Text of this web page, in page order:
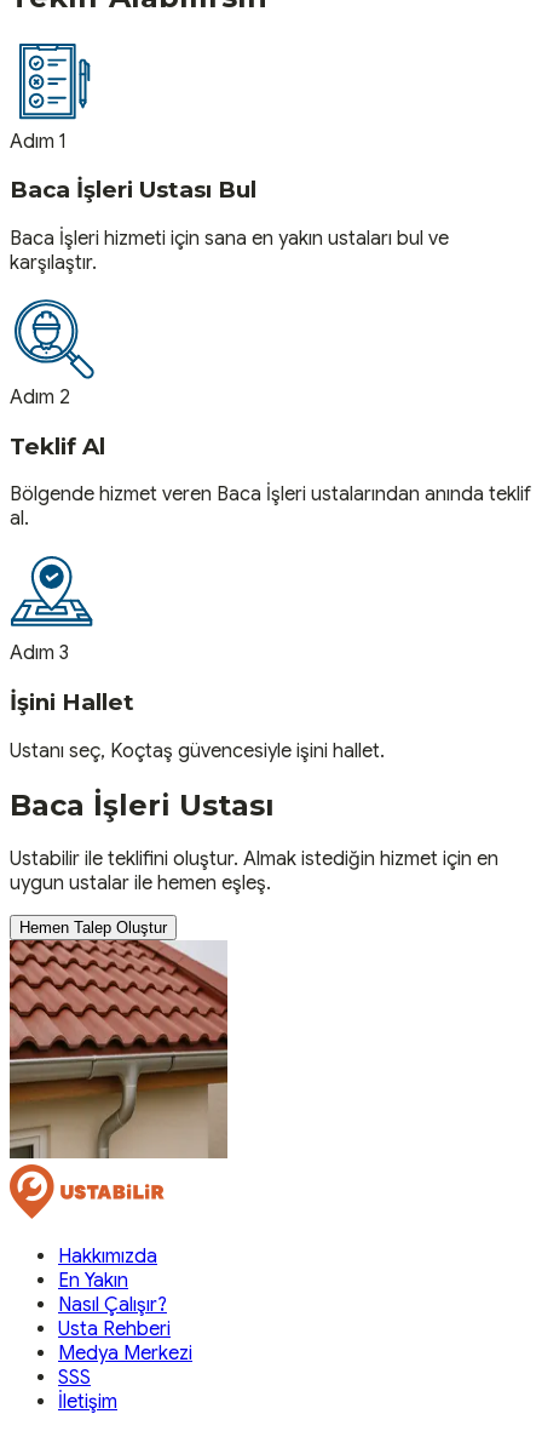
Adım 1
Baca İşleri Ustası Bul
Baca İşleri hizmeti için sana en yakın ustaları bul ve
karşılaştır.
Adım 2
Teklif Al
Bölgende hizmet veren Baca İşleri ustalarından anında teklif
al.
Adım 3
İşini Hallet
Ustanı seç, Koçtaş güvencesiyle işini hallet.
Baca İşleri Ustası
Ustabilir ile teklifini oluştur. Almak istediğin hizmet için en
uygun ustalar ile hemen eşleş.
Hemen Talep Oluştur
Hakkımızda
En Yakın
Nasıl Çalışır?
Usta Rehberi
Medya Merkezi
SSS
İletişim